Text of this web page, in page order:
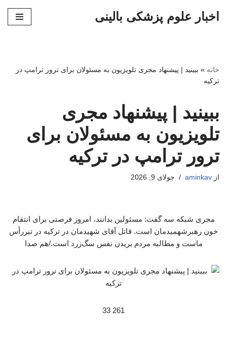
اخبار علوم پزشکی بالینی
خانه » ببینید | پیشنهاد مجری تلویزیون به مسئولان برای ترور ترامپ در
ترکیه
ببینید | پیشنهاد مجری
تلویزیون به مسئولان برای
ترور ترامپ در ترکیه
از aminkav جولای 9, 2026
مجری شبکه سه گفت: مسئولین بدانند، امروز فرصتی برای انتقام
خون رهبرشهمیدمان است. قاتل آقای شهیدمان در ترکیه در تیررأس
ماست و مطالبه مردم بریدن نفس سگ‌زرد است./هم صدا
261 33